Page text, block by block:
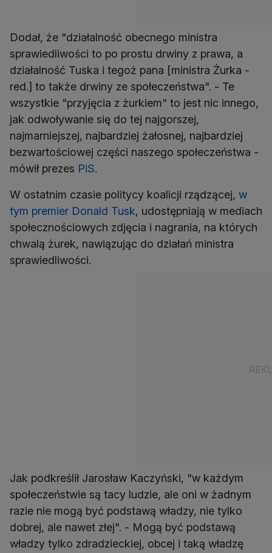
Dodał, że "działalność obecnego ministra
sprawiedliwości to po prostu drwiny z prawa, a
działalność Tuska i tegoż pana [ministra Żurka -
red.] to także drwiny ze społeczeństwa". - Te
wszystkie "przyjęcia z żurkiem" to jest nic innego,
jak odwoływanie się do tej najgorszej,
najmarniejszej, najbardziej żałosnej, najbardziej
bezwartościowej części naszego społeczeństwa -
mówił prezes PiS.
W ostatnim czasie politycy koalicji rządzącej, w
tym premier Donald Tusk, udostępniają w mediach
społecznościowych zdjęcia i nagrania, na których
chwalą żurek, nawiązując do działań ministra
sprawiedliwości.
Jak podkreślił Jarosław Kaczyński, "w każdym
społeczeństwie są tacy ludzie, ale oni w żadnym
razie nie mogą być podstawą władzy, nie tylko
dobrej, ale nawet złej". - Mogą być podstawą
władzy tylko zdradzieckiej, obcej i taką władzę